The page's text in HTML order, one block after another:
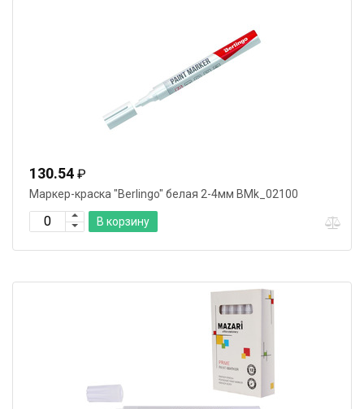
130.54 ₽
Маркер-краска "Berlingo" белая 2-4мм BMk_02100
В корзину